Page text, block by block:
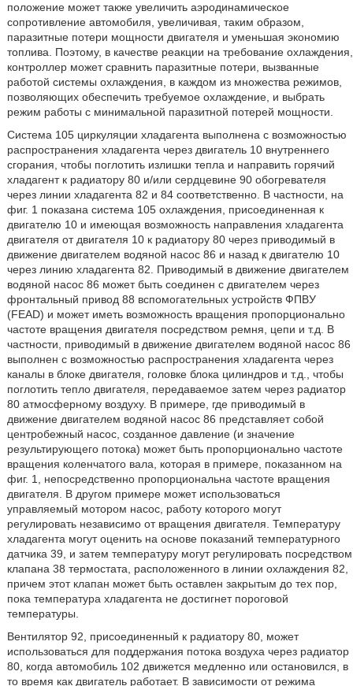
положение может также увеличить аэродинамическое
сопротивление автомобиля, увеличивая, таким образом,
паразитные потери мощности двигателя и уменьшая экономию
топлива. Поэтому, в качестве реакции на требование охлаждения,
контроллер может сравнить паразитные потери, вызванные
работой системы охлаждения, в каждом из множества режимов,
позволяющих обеспечить требуемое охлаждение, и выбрать
режим работы с минимальной паразитной потерей мощности.
Система 105 циркуляции хладагента выполнена с возможностью
распространения хладагента через двигатель 10 внутреннего
сгорания, чтобы поглотить излишки тепла и направить горячий
хладагент к радиатору 80 и/или сердцевине 90 обогревателя
через линии хладагента 82 и 84 соответственно. В частности, на
фиг. 1 показана система 105 охлаждения, присоединенная к
двигателю 10 и имеющая возможность направления хладагента
двигателя от двигателя 10 к радиатору 80 через приводимый в
движение двигателем водяной насос 86 и назад к двигателю 10
через линию хладагента 82. Приводимый в движение двигателем
водяной насос 86 может быть соединен с двигателем через
фронтальный привод 88 вспомогательных устройств ФПВУ
(FEAD) и может иметь возможность вращения пропорционально
частоте вращения двигателя посредством ремня, цепи и т.д. В
частности, приводимый в движение двигателем водяной насос 86
выполнен с возможностью распространения хладагента через
каналы в блоке двигателя, головке блока цилиндров и т.д., чтобы
поглотить тепло двигателя, передаваемое затем через радиатор
80 атмосферному воздуху. В примере, где приводимый в
движение двигателем водяной насос 86 представляет собой
центробежный насос, созданное давление (и значение
результирующего потока) может быть пропорционально частоте
вращения коленчатого вала, которая в примере, показанном на
фиг. 1, непосредственно пропорциональна частоте вращения
двигателя. В другом примере может использоваться
управляемый мотором насос, работу которого могут
регулировать независимо от вращения двигателя. Температуру
хладагента могут оценить на основе показаний температурного
датчика 39, и затем температуру могут регулировать посредством
клапана 38 термостата, расположенного в линии охлаждения 82,
причем этот клапан может быть оставлен закрытым до тех пор,
пока температура хладагента не достигнет пороговой
температуры.
Вентилятор 92, присоединенный к радиатору 80, может
использоваться для поддержания потока воздуха через радиатор
80, когда автомобиль 102 движется медленно или остановился, в
то время как двигатель работает. В зависимости от режима